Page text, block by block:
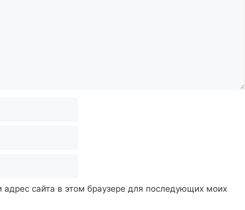
сайта в этом браузере для последующих моих